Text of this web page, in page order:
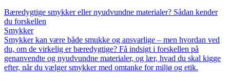
Bæredygtige smykker eller nyudvundne materialer? Sådan kender
du forskellen
Smykker
Smykker kan være både smukke og ansvarlige – men hvordan ved
du, om de virkelig er bæredygtige? Få indsigt i forskellen på
genanvendte og nyudvundne materialer, og lær, hvad du skal kigge
efter, når du vælger smykker med omtanke for miljø og etik.